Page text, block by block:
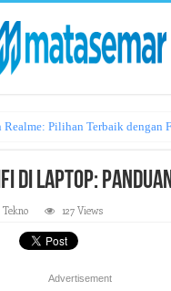
Realme: Pilihan Terbaik dengan
di Laptop:
Tekno 127 Views
Advertisement